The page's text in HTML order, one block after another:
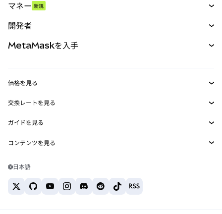
パーペチュアル
RWA
マネー 新規
開発者
MetaMask Connect
Snaps
Web3サービス
MetaMaskを入手
セキュリティ
サポート
キャリア
お問い合わせ
価格を見る
イーサリアムの価格
Solanaの価格
Tetherの価格
交換レートを見る
ETH→USD
USDT→INR
BTC→INR
ETH→USDT
ガイドを見る
ETHの購入
USDTの購入
コンテンツを見る
Solanaウォレット
日本語